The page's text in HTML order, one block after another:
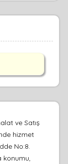
ve Satış
hizmet
No:8.
konumu,